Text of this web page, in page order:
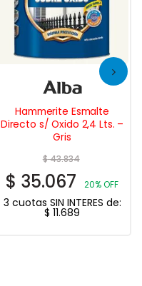
Hammerite Esmalte
Directo s/ Oxido 2,4 Lts. –
Gris
$43.834
$ 35.067 20% OFF
3 cuotas SIN INTERES de:
$ 11.689